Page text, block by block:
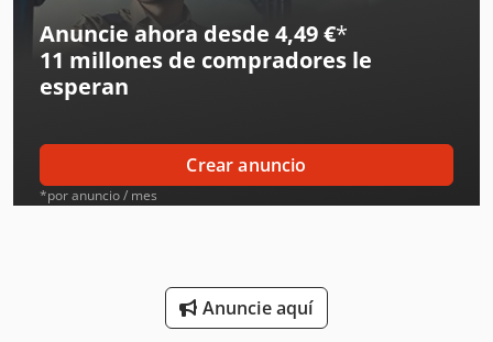
Ingersoll Rand Compresores
Ingersoll Rand Herramientas
Kverneland Arado
Liebherr Grúas
Linde Tractor
Mitsubishi Aires Acondicionados
Pramac Generadores
Anuncie ahora desde 4,49 €*
11 millones de compradores le
esperan
Crear anuncio
*por anuncio / mes
Anuncie aquí